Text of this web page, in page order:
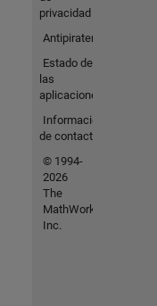
privacidad
Antipiratería
Estado de
las
aplicaciones
Información
de contacto
© 1994-
2026
The
MathWorks,
Inc.